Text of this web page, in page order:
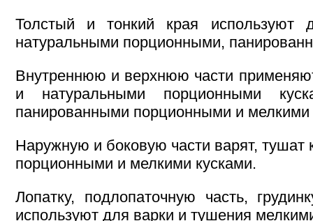
Толстый и тонкий края используют
натуральными порционными,
Внутреннюю и верхнюю части
и натуральными порционными
панированными порционными и мелкими
Наружную и боковую части варят,
порционными и мелкими кусками.
Лопатку, подлопаточную часть,
используют для варки и тушения